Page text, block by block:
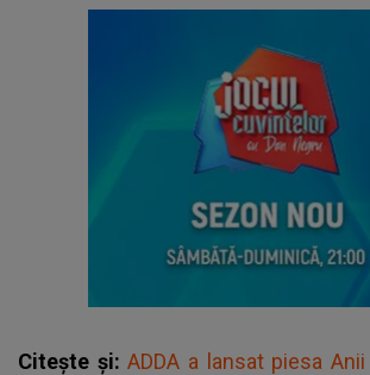
Citește și:ADDA a lansat piesa